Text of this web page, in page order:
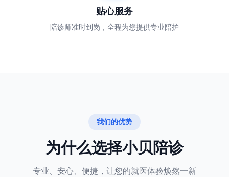
贴心服务
陪诊师准时到岗，全程为您提供专业陪护
我们的优势
为什么选择小贝陪诊
专业、安心、便捷，让您的就医体验焕然一新